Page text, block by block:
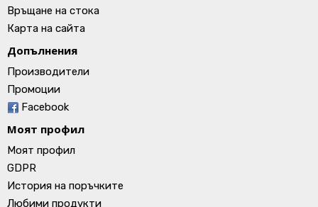
Връщане на стока
Карта на сайта
Допълнения
Производители
Промоции
Facebook
Моят профил
Моят профил
GDPR
История на поръчките
Любими продукти